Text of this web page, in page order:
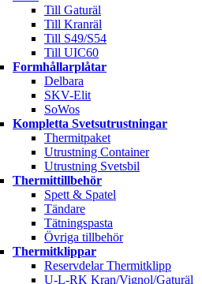
Till Gaturäl
Till Kranräl
Till S49/S54
Till UIC60
Formhållarplåtar
Delbara
SKV-Elit
SoWos
Kompletta Svetsutrustningar
Thermitpaket
Utrustning Container
Utrustning Svetsbil
Thermittillbehör
Spett & Spatel
Tändare
Tätningspasta
Övriga tillbehör
Thermitklippar
Reservdelar Thermitklipp
U-L-RK Kran/Vignol/Gaturäl